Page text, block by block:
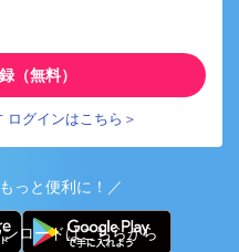
（無料）
ログインはこちら＞
っと便利に！／
ロードはこちらから